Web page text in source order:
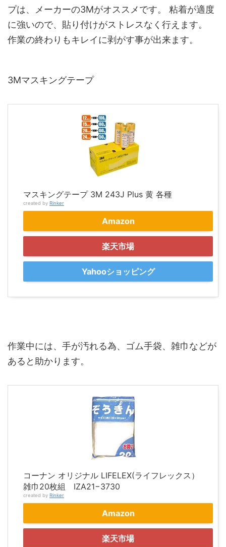
プは、メーカーの3Mがオススメです。 粘着が適度
に強いので、貼り付けがストレスなく行えます。
作業の終わりもキレイに剥がす事が出来ます。
3Mマスキングテープ
マスキングテープ 3M 243J Plus 黄 各種
created by Rinker
Amazon
楽天市場
Yahooショッピング
作業中には、手が汚れる為、ゴム手袋、雑巾などが
あると助かります。
コーナン オリジナル LIFELEX(ライフレックス）
雑巾20枚組 IZA21−3730
created by Rinker
Amazon
楽天市場